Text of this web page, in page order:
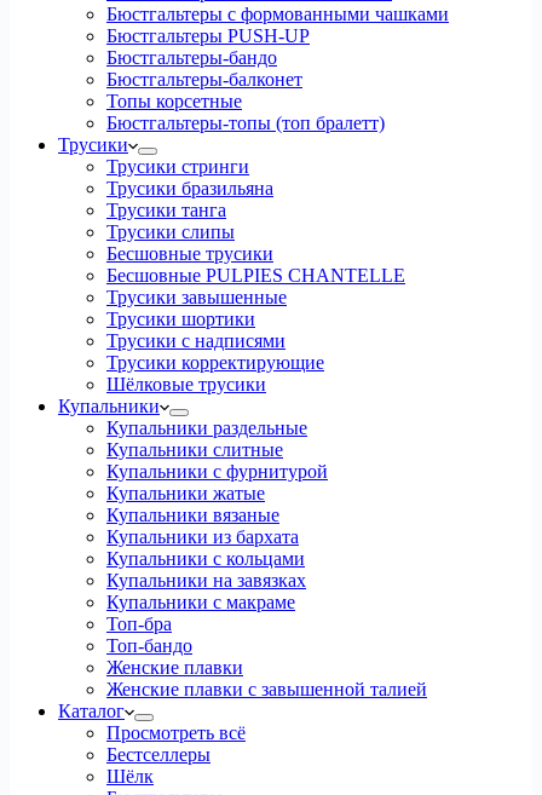
Бюстгальтеры с формованными чашками
Бюстгальтеры PUSH-UP
Бюстгальтеры-бандо
Бюстгальтеры-балконет
Топы корсетные
Бюстгальтеры-топы (топ бралетт)
Трусики
Трусики стринги
Трусики бразильяна
Трусики танга
Трусики слипы
Бесшовные трусики
Бесшовные PULPIES CHANTELLE
Трусики завышенные
Трусики шортики
Трусики с надписями
Трусики корректирующие
Шёлковые трусики
Купальники
Купальники раздельные
Купальники слитные
Купальники с фурнитурой
Купальники жатые
Купальники вязаные
Купальники из бархата
Купальники с кольцами
Купальники на завязках
Купальники с макраме
Топ-бра
Топ-бандо
Женские плавки
Женские плавки с завышенной талией
Каталог
Просмотреть всё
Бестселлеры
Шёлк